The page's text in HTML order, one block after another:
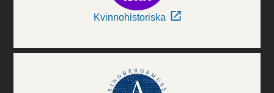
Kvinnohistoriska